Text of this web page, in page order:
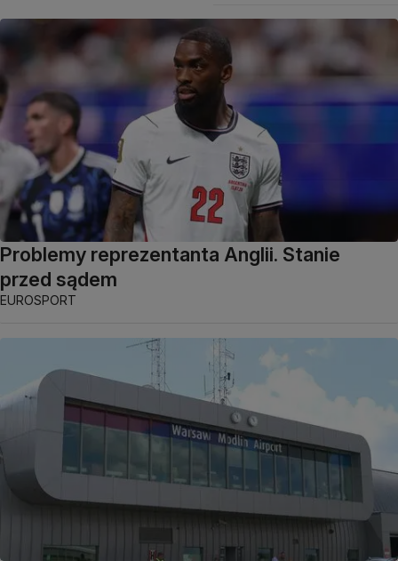
Problemy reprezentanta Anglii. Stanie
przed sądem
EUROSPORT